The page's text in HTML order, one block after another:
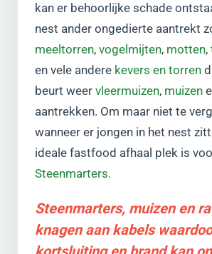
kan er behoorlijke schade
nest ander ongedierte aantrekt
meeltorren, vogelmijten, motten,
en vele andere kevers en torren
beurt weer vleermuizen, muizen
aantrekken. Om maar niet te
wanneer er jongen in het nest
ideale fastfood afhaal plek is
Steenmarters.
Steenmarters, muizen en
knagen aan kabels